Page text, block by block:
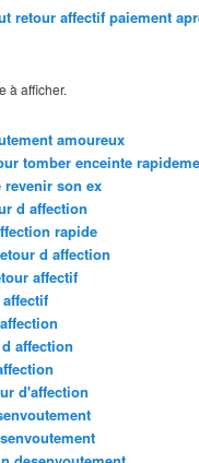
retour affectif paiement
à afficher.
amoureux
tomber enceinte
revenir son ex
d affection
rapide
d affection
affectif
affection
d'affection